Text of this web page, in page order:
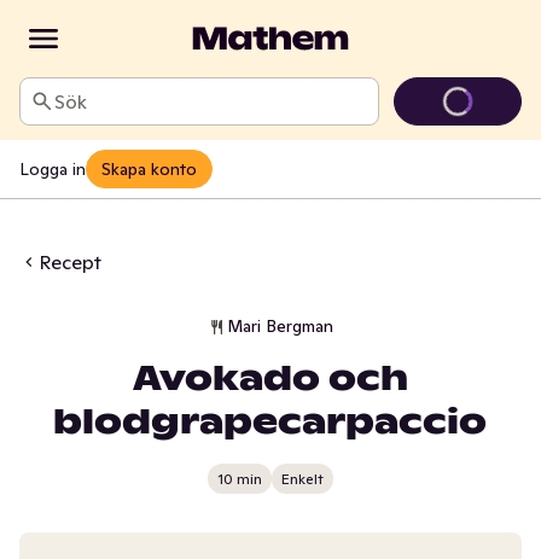
Sök
Logga in Skapa konto
Recept
Mari Bergman
Avokado och
blodgrapecarpaccio
10 min Enkelt